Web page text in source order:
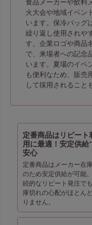
食品メーカーや飲料
火大会や地域イベン
います。保冷バッグ
繰り返し使用されや
す。企業ロゴや商品
で、来場者への記念
います。夏場のイベ
も便利なため、販売
して採用されること
定番商品はリピート
用に最適！安定供給
安心
定番商品はメーカー在
のため安定供給が可能
続的なリピート発注で
庫切れの心配がほとん
りません。